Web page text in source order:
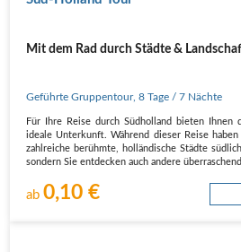
Mit dem Rad durch Städte &
Geführte Gruppentour,8 Tage / 7 Nächte
Für Ihre Reise durch Südholland bieten Ihnen
ideale Unterkunft. Während dieser Reise
zahlreiche berühmte, holländische Städte
sondern Sie entdecken auch andere
ab0,10 €